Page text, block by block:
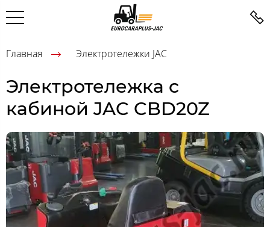
Главная Электротележки JAC
Электротележка с
кабиной JAC CBD20Z